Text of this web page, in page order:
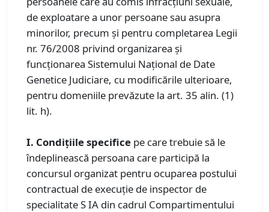
de exploatare a unor persoane sau asupra
minorilor, precum și pentru completarea Legii
nr. 76/2008 privind organizarea și
funcționarea Sistemului Național de Date
Genetice Judiciare, cu modificările ulterioare,
pentru domeniile prevăzute la art. 35 alin. (1)
lit. h).
I. Condiţiile specifice pe care trebuie să le
îndeplinească persoana care participă la
concursul organizat pentru ocuparea postului
contractual de execuţie de inspector de
specialitate S IA din cadrul Compartimentului